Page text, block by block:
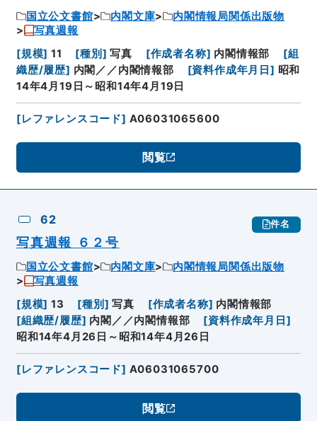
国立公文書館 内閣文庫
内閣情報局関係出版物
写真週報
[規模] 11 [種別 ] 写真 [作成者名称] 内閣情報部 [組
織歴/履歴] 内閣／／内閣情報部 [資料作成年月日] 昭和
14年4月19日～昭和14年4月19日
[レファレンスコード] A06031065600
閲覧
62 件名
写真週報 ６２号
国立公文書館 内閣文庫
内閣情報局関係出版物
写真週報
[規模] 13 [種別 ] 写真 [作成者名称] 内閣情報部
[組織歴/履歴] 内閣／／内閣情報部 [資料作成年月日 ]
昭和14年4月26日～昭和14年4月26日
[レファレンスコード] A06031065700
閲覧